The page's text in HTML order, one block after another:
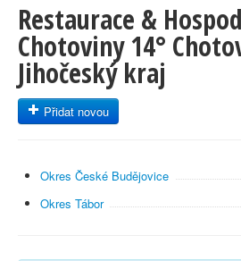
Restaurace &
Chotoviny 14°
Jihočeský kraj
Přidat novou
Okres České Budějovice
Okres Tábor